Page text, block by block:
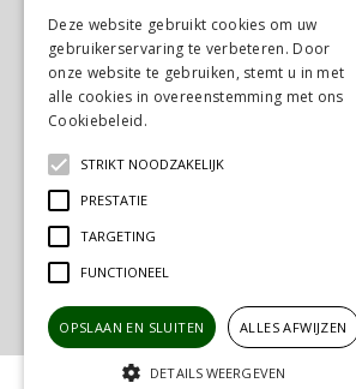
Algemene voorwaarden
Privacy Statement
Disclaimer
© Tuincentrum Schalk
Deze website gebruikt cookies om uw
gebruikerservaring te verbeteren. Door
onze website te gebruiken, stemt u in met
alle cookies in overeenstemming met ons
Cookiebeleid.
STRIKT NOODZAKELIJK
PRESTATIE
TARGETING
FUNCTIONEEL
OPSLAAN EN SLUITEN ALLES AFWIJZEN
DETAILS WEERGEVEN